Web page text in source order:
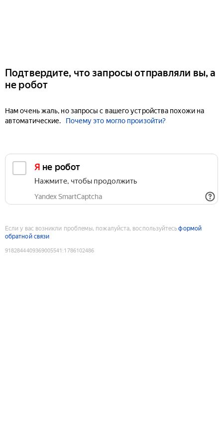
Подтвердите, что запросы отправляли вы, а
не робот
Нам очень жаль, но запросы с вашего устройства похожи на
автоматические.
Почему это могло произойти?
Я не робот
Нажмите, чтобы продолжить
Yandex SmartCaptcha
Если у вас возникли проблемы, пожалуйста, воспользуйтесьформой
обратной связи
9182844409369005541 :1786102486